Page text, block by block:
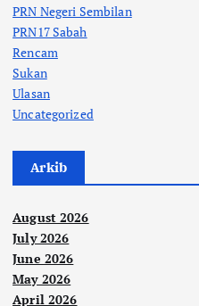
PRN Negeri Sembilan
PRN17 Sabah
Rencam
Sukan
Ulasan
Uncategorized
Arkib
August 2026
July 2026
June 2026
May 2026
April 2026